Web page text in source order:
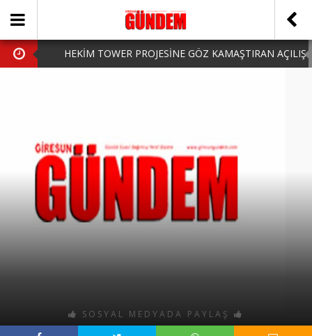
HEKİM TOWER PROJESİNE GÖZ KAMAŞTIRAN AÇILIŞ
HARUN CİCİ: VİDEOYU GÖRÜNCE GÖZLERİM DOLDU
SOSYAL MEDYADA PAYLAŞ